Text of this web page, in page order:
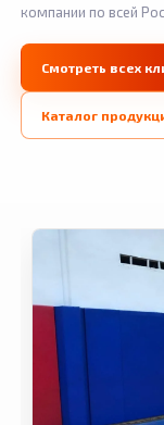
компании по всей
Смотреть всех
Каталог